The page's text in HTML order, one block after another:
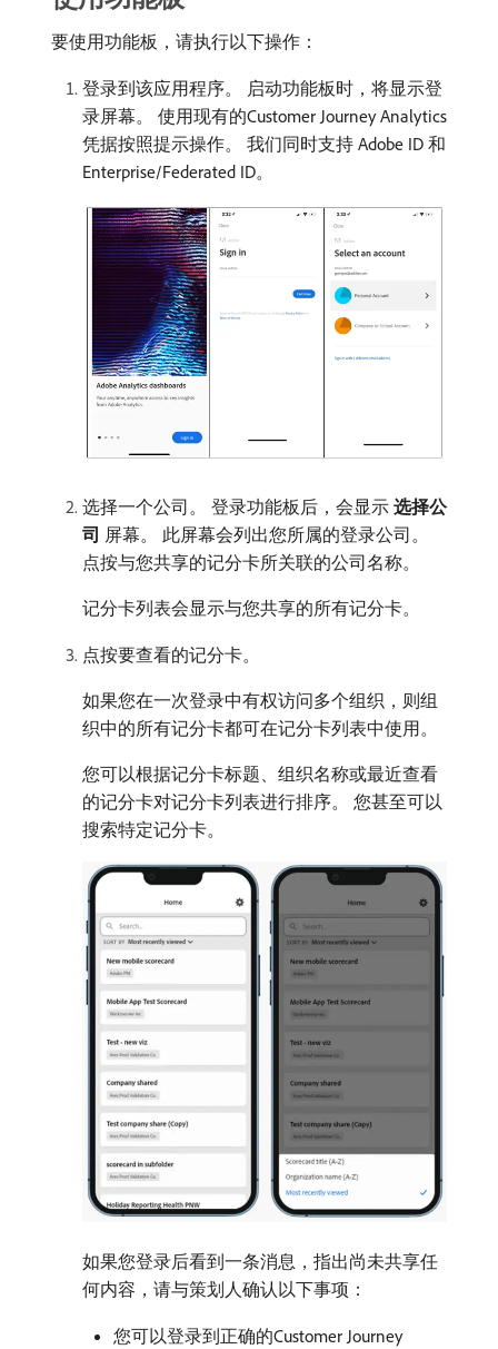
要使用功能板，请执行以下操作：
登录到该应用程序。 启动功能板时，将显示登
录屏幕。 使用现有的Customer Journey Analytics
凭据按照提示操作。 我们同时支持 Adobe ID 和
Enterprise/Federated ID。
选择一个公司。 登录功能板后，会显示​ 选择公
司 ​屏幕。 此屏幕会列出您所属的登录公司。
点按与您共享的记分卡所关联的公司名称。
记分卡列表会显示与您共享的所有记分卡。
点按要查看的记分卡。
如果您在一次登录中有权访问多个组织，则组
织中的所有记分卡都可在记分卡列表中使用。
您可以根据记分卡标题、组织名称或最近查看
的记分卡对记分卡列表进行排序。 您甚至可以
搜索特定记分卡。
如果您登录后看到一条消息，指出尚未共享任
何内容，请与策划人确认以下事项：
您可以登录到正确的Customer Journey